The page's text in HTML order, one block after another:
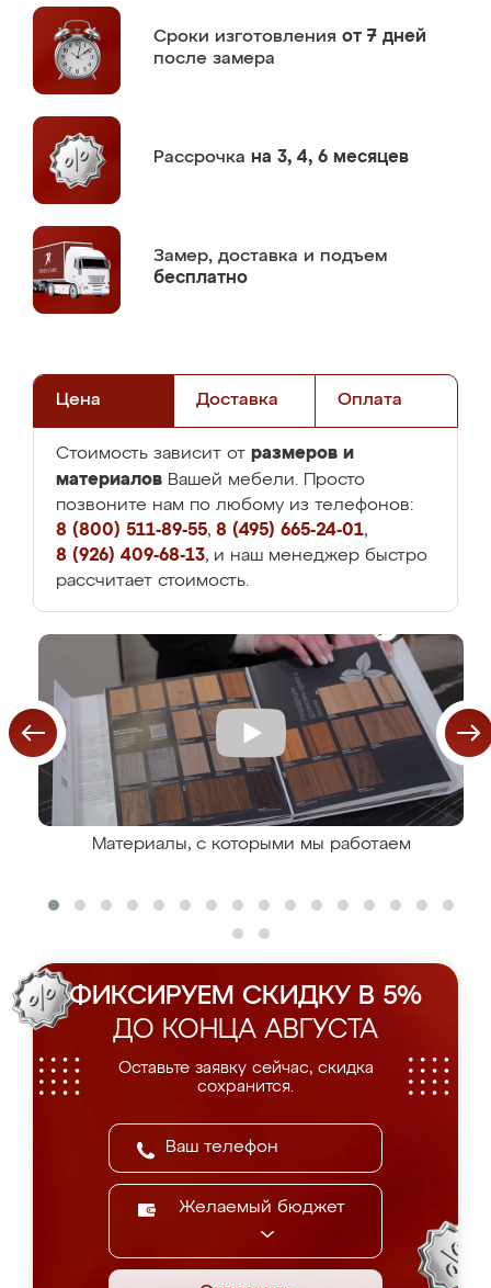
Сроки изготовления от 7 дней
после замера
Рассрочка на 3, 4, 6 месяцев
Замер, доставка и подъем
бесплатно
Цена Доставка Оплата
Стоимость зависит от размеров и
материалов Вашей мебели. Просто
позвоните нам по любому из телефонов:
8 (800) 511-89-55, 8 (495) 665-24-01,
8 (926) 409-68-13, и наш менеджер быстро
рассчитает стоимость.
Материалы, с которыми мы работаем
ФИКСИРУЕМ СКИДКУ В 5%
ДО КОНЦА АВГУСТА
Оставьте заявку сейчас, скидка
сохранится.
Желаемый бюджет